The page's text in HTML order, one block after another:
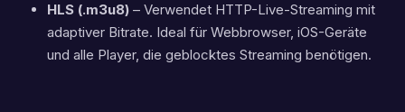
HLS (.m3u8) – Verwendet HTTP-Live-Streaming mit
adaptiver Bitrate. Ideal für Webbrowser, iOS-Geräte
und alle Player, die geblocktes Streaming benötigen.